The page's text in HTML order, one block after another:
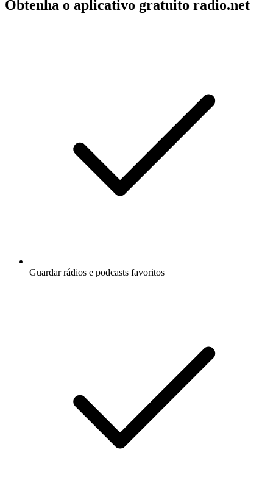
Obtenha o aplicativo gratuito radio.net
Guardar rádios e podcasts favoritos